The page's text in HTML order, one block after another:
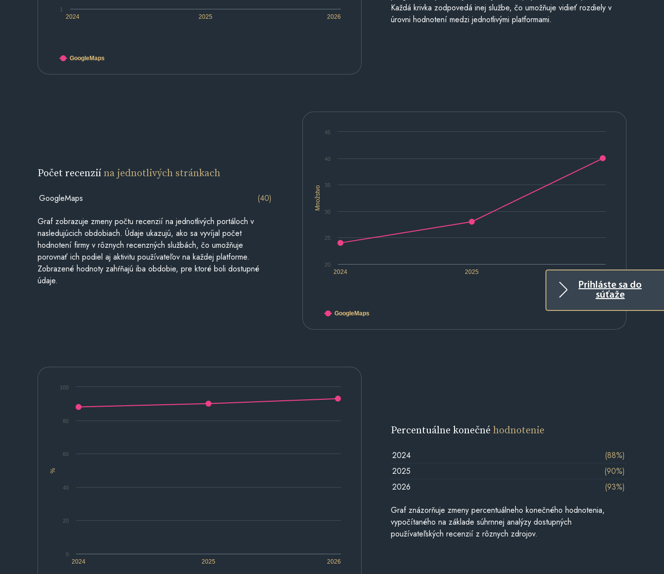
Prihláste sa do
súťaže
2024 2025 2026
1
GoogleMaps
Každá krivka zodpovedá inej službe, čo umožňuje vidieť rozdiely v
úrovni hodnotení medzi jednotlivými platformami.
Množstvo
2024 2025 2026
20
25
30
35
40
45
GoogleMaps
Počet recenziína jednotlivých stránkach
GoogleMaps (40)
Graf zobrazuje zmeny počtu recenzií na jednotlivých portáloch v
nasledujúcich obdobiach. Údaje ukazujú, ako sa vyvíjal počet
hodnotení firmy v rôznych recenzných službách, čo umožňuje
porovnať ich podiel aj aktivitu používateľov na každej platforme.
Zobrazené hodnoty zahŕňajú iba obdobie, pre ktoré boli dostupné
údaje.
%
2024 2025 2026
0
20
40
60
80
100
Percentuálne konečnéhodnotenie
2024
(88%)
2025
(90%)
2026
(93%)
Graf znázorňuje zmeny percentuálneho konečného hodnotenia,
vypočítaného na základe súhrnnej analýzy dostupných
používateľských recenzií z rôznych zdrojov.